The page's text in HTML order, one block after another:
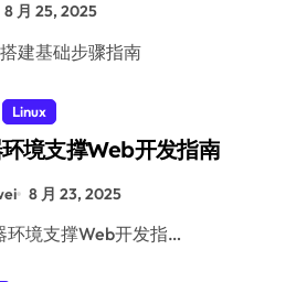
8 月 25, 2025
建基础步骤指南
Linux
境支撑Web开发指南
8 月 23, 2025
环境支撑Web开发指…